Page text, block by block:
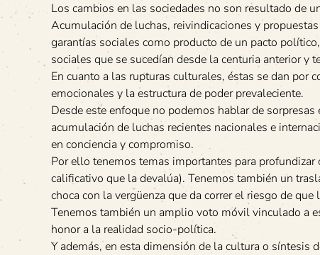
Los cambios en las sociedades no son resultado de
Acumulación de luchas, reivindicaciones y
garantías sociales como producto de un pacto
sociales que se sucedían desde la centuria anterior
En cuanto a las rupturas culturales, éstas se dan por
emocionales y la estructura de poder prevaleciente.
Desde este enfoque no podemos hablar de
acumulación de luchas recientes nacionales e
en conciencia y compromiso.
Por ello tenemos temas importantes para
calificativo que la devalúa). Tenemos también un
choca con la vergüenza que da correr el riesgo de
Tenemos también un amplio voto móvil vinculado a
honor a la realidad socio-política.
Y además, en esta dimensión de la cultura o síntesis